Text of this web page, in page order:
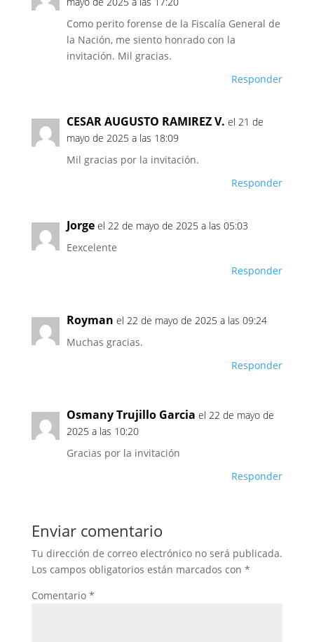
Como perito forense de la Fiscalía General de
la Nación, me siento honrado con la
invitación. Mil gracias.
Responder
CESAR AUGUSTO RAMIREZ V. el 21 de
mayo de 2025 a las 18:09
Mil gracias por la invitación.
Responder
Jorge el 22 de mayo de 2025 a las 05:03
Eexcelente
Responder
Royman el 22 de mayo de 2025 a las 09:24
Muchas gracias.
Responder
Osmany Trujillo Garcia el 22 de mayo de
2025 a las 10:20
Gracias por la invitación
Responder
Enviar comentario
Tu dirección de correo electrónico no será publicada.
Los campos obligatorios están marcados con *
Comentario *